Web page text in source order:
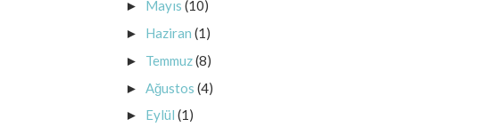
► Mayıs (10)
► Haziran (1)
► Temmuz(8)
► Ağustos (4)
► Eylül (1)